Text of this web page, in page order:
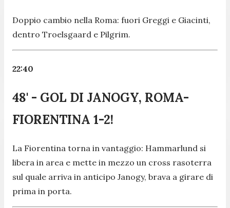
Doppio cambio nella Roma: fuori Greggi e Giacinti,
dentro Troelsgaard e Pilgrim.
22:40
48' - GOL DI JANOGY, ROMA-
FIORENTINA 1-2!
La Fiorentina torna in vantaggio: Hammarlund si
libera in area e mette in mezzo un cross rasoterra
sul quale arriva in anticipo Janogy, brava a girare di
prima in porta.